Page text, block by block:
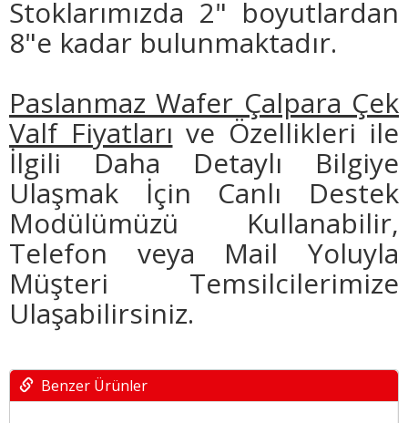
Stoklarımızda 2" boyutlardan
8"e kadar bulunmaktadır.
Paslanmaz Wafer Çalpara Çek
Valf Fiyatları ve Özellikleri ile
İlgili Daha Detaylı Bilgiye
Ulaşmak İçin Canlı Destek
Modülümüzü Kullanabilir,
Telefon veya Mail Yoluyla
Müşteri Temsilcilerimize
Ulaşabilirsiniz.
Benzer Ürünler